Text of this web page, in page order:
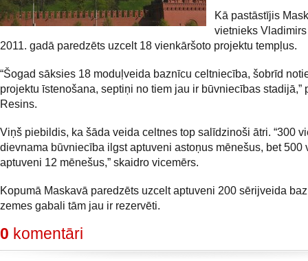
Kā pastāstījis
vietnieks
2011. gadā paredzēts uzcelt 18 vienkāršoto projektu tempļus.
“Šogad sāksies 18 moduļveida baznīcu celtniecība, šobrīd
projektu īstenošana, septiņi no tiem jau ir būvniecības stadijā,”
Resins.
Viņš piebildis, ka šāda veida celtnes top salīdzinoši ātri. “300
dievnama būvniecība ilgst aptuveni astoņus mēnešus, bet 500
aptuveni 12 mēnešus,” skaidro vicemērs.
Kopumā Maskavā paredzēts uzcelt aptuveni 200 sērijveida
zemes gabali tām jau ir rezervēti.
0 komentāri